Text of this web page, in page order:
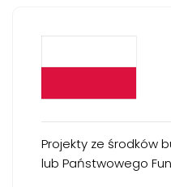
Projekty ze środków
lub Państwowego